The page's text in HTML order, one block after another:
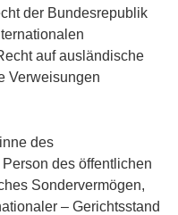
der Bundesrepublik
auf ausländische
Verweisungen
des
des öffentlichen
Sondervermögen,
– Gerichtsstand